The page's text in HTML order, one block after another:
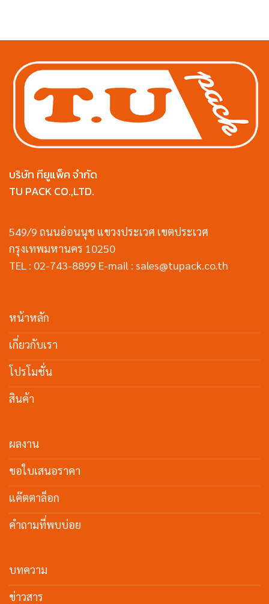
บริษัท ทียูแพ็ค จำกัด
TU PACK CO.,LTD.
549/9 ถนนอ่อนนุช แขวงประเวศ เขตประเวศ
กรุงเทพมหานคร 10250
TEL : 02-743-8899 E-mail : sales@tupack.co.th
หน้าหลัก
เกี่ยวกับเรา
โปรโมชั่น
สินค้า
ผลงาน
ขอใบเสนอราคา
แค๊ตตาล็อก
คำถามที่พบบ่อย
บทความ
ข่าวสาร